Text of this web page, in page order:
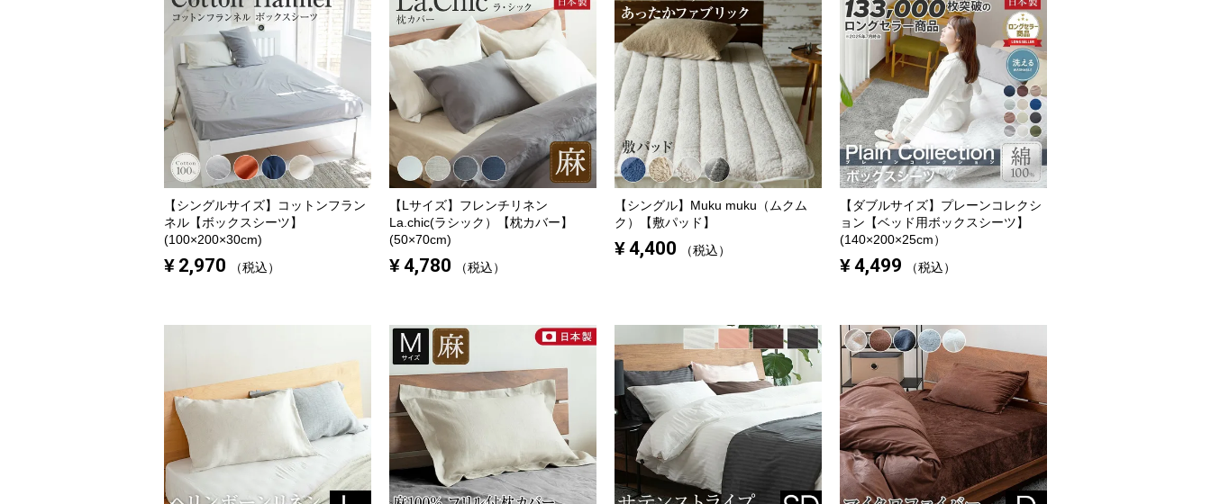
【シングルサイズ】
コットンフラン
ネル【ボックスシーツ】
(100×200×30cm)
¥ 2,970 税込
【Lサイズ】 フレンチリネン
La.chic(ラシック）【枕カバー】
(50×70cm)
¥4,780 税込
【シングル】 Muku muku（ムクム
ク）【敷パッド】
¥4,400 税込
【ダブルサイズ】 プレーンコレクシ
ョン【ベッド用ボックスシーツ】
(140×200×25cm）
¥4,499 税込